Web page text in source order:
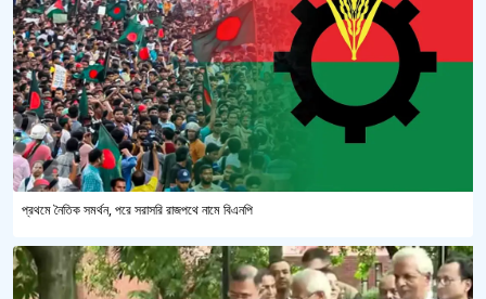
প্রথমে নৈতিক সমর্থন, পরে সরাসরি রাজপথে নামে বিএনপি